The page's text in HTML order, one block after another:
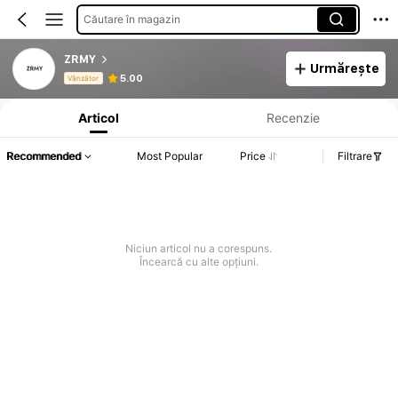
Căutare în magazin
ZRMY
Vânzător 5.00
Urmărește
Informații despre produs: Divulgarea prețului, detalii privind vânzările și stocul.
Articol Recenzie
Recommended Most Popular Price Filtrare
Niciun articol nu a corespuns.
Încearcă cu alte opțiuni.